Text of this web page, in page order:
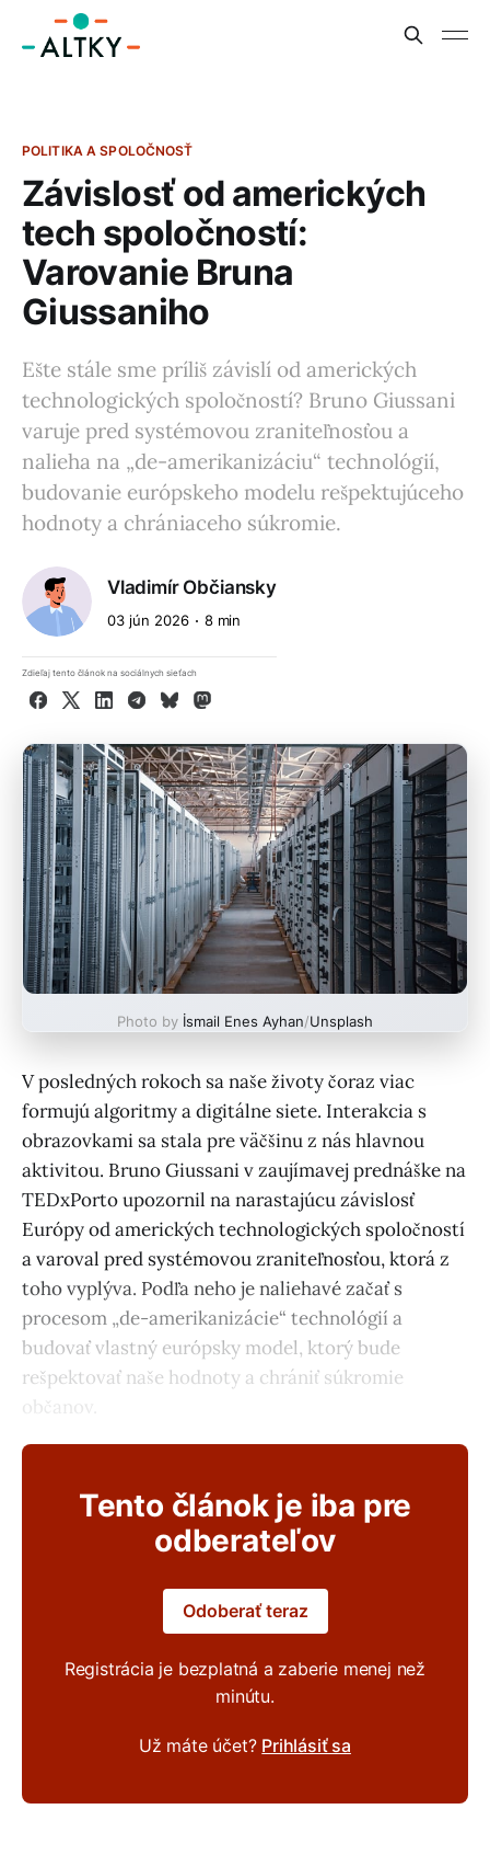
POLITIKA A SPOLOČNOSŤ
Závislosť od amerických
tech spoločností:
Varovanie Bruna
Giussaniho
Ešte stále sme príliš závislí od amerických
technologických spoločností? Bruno Giussani
varuje pred systémovou zraniteľnosťou a
nalieha na „de-amerikanizáciu“ technológií,
budovanie európskeho modelu rešpektujúceho
hodnoty a chrániaceho súkromie.
Vladimír Občiansky
03 jún 2026 8 min
Zdieľaj tento článok na sociálnych sieťach
Facebook
X LinkedInTelegram
BlueskyMastodon
Photo by İsmail Enes Ayhan/Unsplash
V posledných rokoch sa naše životy čoraz viac
formujú algoritmy a digitálne siete. Interakcia s
obrazovkami sa stala pre väčšinu z nás hlavnou
aktivitou. Bruno Giussani v zaujímavej prednáške na
TEDxPorto upozornil na narastajúcu závislosť
Európy od amerických technologických spoločností
a varoval pred systémovou zraniteľnosťou, ktorá z
toho vyplýva. Podľa neho je naliehavé začať s
procesom „de-amerikanizácie“ technológií a
budovať vlastný európsky model, ktorý bude
rešpektovať naše hodnoty a chrániť súkromie
občanov.
Tento článok je iba pre
odberateľov
Odoberať teraz
Registrácia je bezplatná a zaberie menej než
minútu.
Už máte účet? Prihlásiť sa